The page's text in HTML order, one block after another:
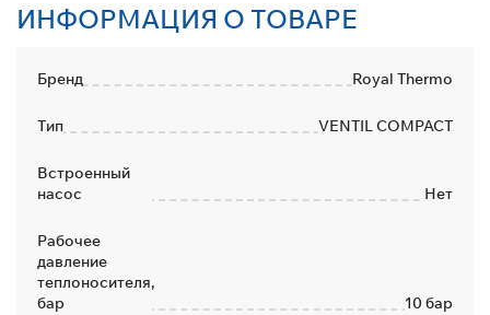
ИНФОРМАЦИЯ О ТОВАРЕ
Бренд Royal Thermo
Тип VENTIL COMPACT
Встроенный
насос
Нет
Рабочее
давление
теплоносителя,
бар
10 бар